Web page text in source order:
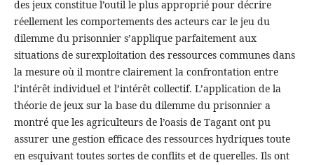
des jeux constitue l’outil le plus approprié pour décrire
réellement les comportements des acteurs car le jeu du
dilemme du prisonnier s’applique parfaitement aux
situations de surexploitation des ressources communes dans
la mesure où il montre clairement la confrontation entre
l’intérêt individuel et l’intérêt collectif. L’application de la
théorie de jeux sur la base du dilemme du prisonnier a
montré que les agriculteurs de l’oasis de Tagant ont pu
assurer une gestion efficace des ressources hydriques toute
en esquivant toutes sortes de conflits et de querelles. Ils ont